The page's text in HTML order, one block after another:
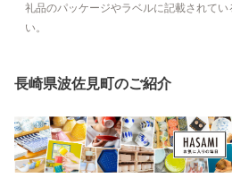
礼品のパッケージやラベルに記載されて
い。
長崎県波佐見町のご紹介